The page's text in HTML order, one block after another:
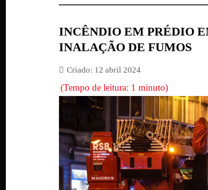
INCÊNDIO EM PRÉDIO
INALAÇÃO DE FUMOS
Criado: 12 abril 2024
(Tempo de leitura: 1 minuto)